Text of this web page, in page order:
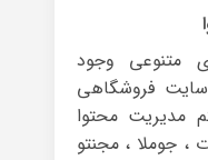
متنوعی وجود
سایت فروشگاهی
مدیریت محتوا
، جوملا ، مجنتو